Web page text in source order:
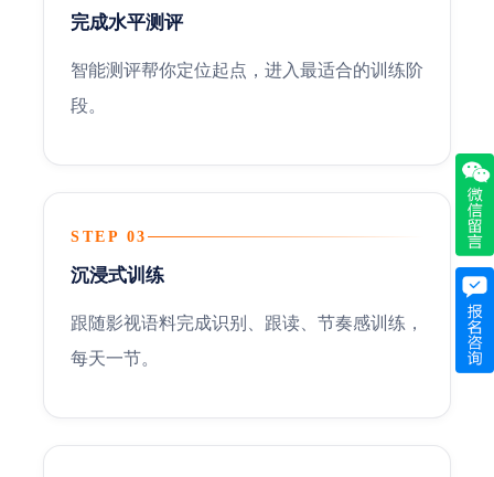
完成水平测评
智能测评帮你定位起点，进入最适合的训练阶
段。
STEP 03
沉浸式训练
跟随影视语料完成识别、跟读、节奏感训练，
每天一节。